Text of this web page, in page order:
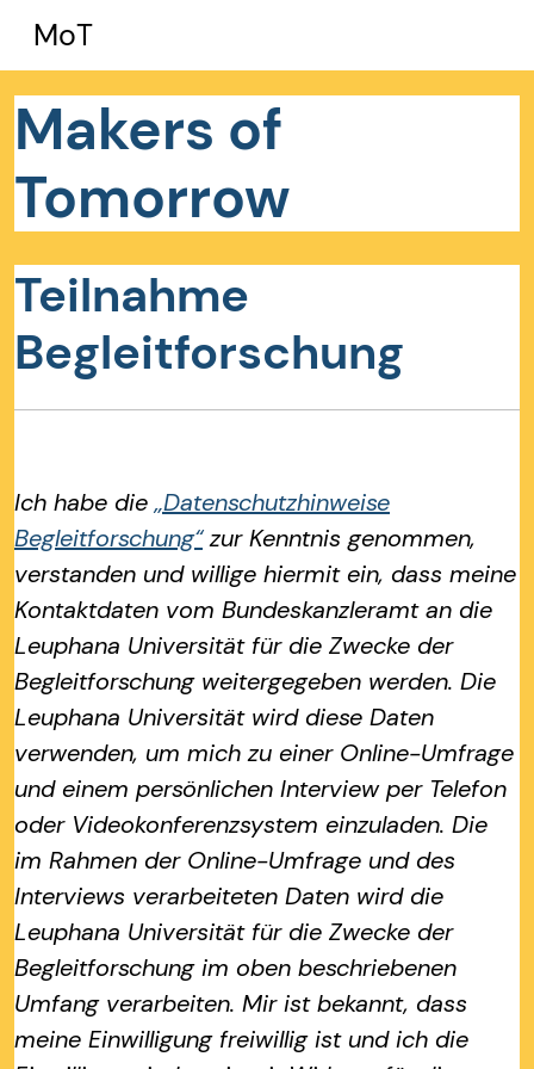
Zum Hauptinhalt
MoT
Makers of
Tomorrow
Teilnahme
Begleitforschung
Ich habe die„Datenschutzhinweise
Begleitforschung“zur Kenntnis genommen,
verstanden und willige hiermit ein, dass meine
Kontaktdaten vom Bundeskanzleramt an die
Leuphana Universität für die Zwecke der
Begleitforschung weitergegeben werden. Die
Leuphana Universität wird diese Daten
verwenden, um mich zu einer Online-Umfrage
und einem persönlichen Interview per Telefon
oder Videokonferenzsystem einzuladen. Die
im Rahmen der Online-Umfrage und des
Interviews verarbeiteten Daten wird die
Leuphana Universität für die Zwecke der
Begleitforschung im oben beschriebenen
Umfang verarbeiten. Mir ist bekannt, dass
meine Einwilligung freiwillig ist und ich die